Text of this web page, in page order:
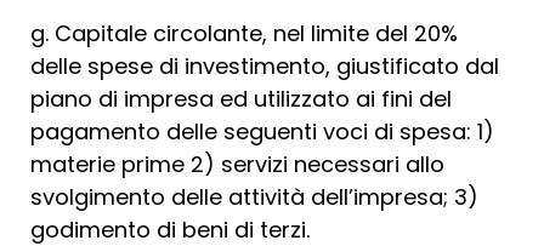
g. Capitale circolante, nel limite del 20%
delle spese di investimento, giustificato dal
piano di impresa ed utilizzato ai fini del
pagamento delle seguenti voci di spesa: 1)
materie prime 2) servizi necessari allo
svolgimento delle attività dell’impresa; 3)
godimento di beni di terzi.